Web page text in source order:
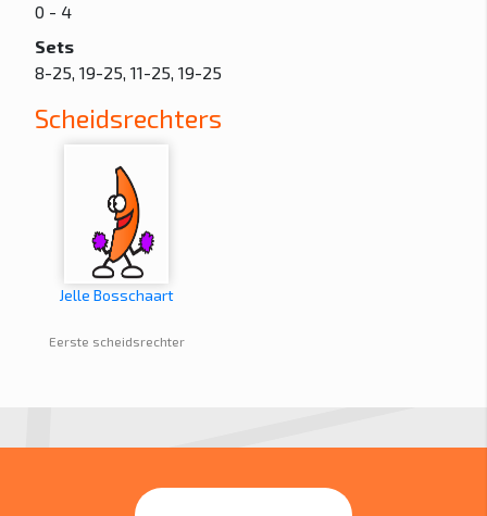
0 - 4
Sets
8-25, 19-25, 11-25, 19-25
Scheidsrechters
Jelle Bosschaart
Eerste scheidsrechter